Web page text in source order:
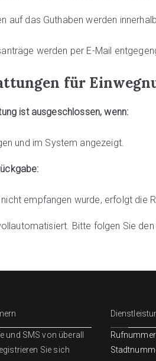
auf das Guthaben werden
werden per E-Mail
für
ist ausgeschlossen, wenn:
und im System angezeigt.
nicht empfangen wurde, erfolgt die
Bitte folgen Sie
und SMS von überall
Sie sich
Rufnummer